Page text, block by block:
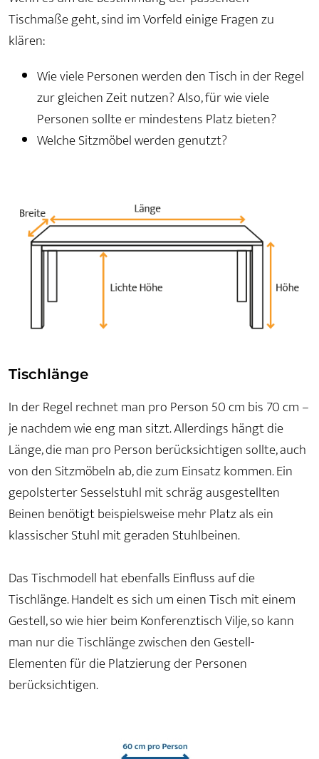
Tischmaße geht, sind im Vorfeld einige Fragen zu
klären:
Wie viele Personen werden den Tisch in der Regel
zur gleichen Zeit nutzen? Also, für wie viele
Personen sollte er mindestens Platz bieten?
Welche Sitzmöbel werden genutzt?
Tischlänge
In der Regel rechnet man pro Person 50 cm bis 70 cm –
je nachdem wie eng man sitzt. Allerdings hängt die
Länge, die man pro Person berücksichtigen sollte, auch
von den Sitzmöbeln ab, die zum Einsatz kommen. Ein
gepolsterter Sesselstuhl mit schräg ausgestellten
Beinen benötigt beispielsweise mehr Platz als ein
klassischer Stuhl mit geraden Stuhlbeinen.
Das Tischmodell hat ebenfalls Einfluss auf die
Tischlänge. Handelt es sich um einen Tisch mit einem
Gestell, so wie hier beim Konferenztisch Vilje, so kann
man nur die Tischlänge zwischen den Gestell-
Elementen für die Platzierung der Personen
berücksichtigen.